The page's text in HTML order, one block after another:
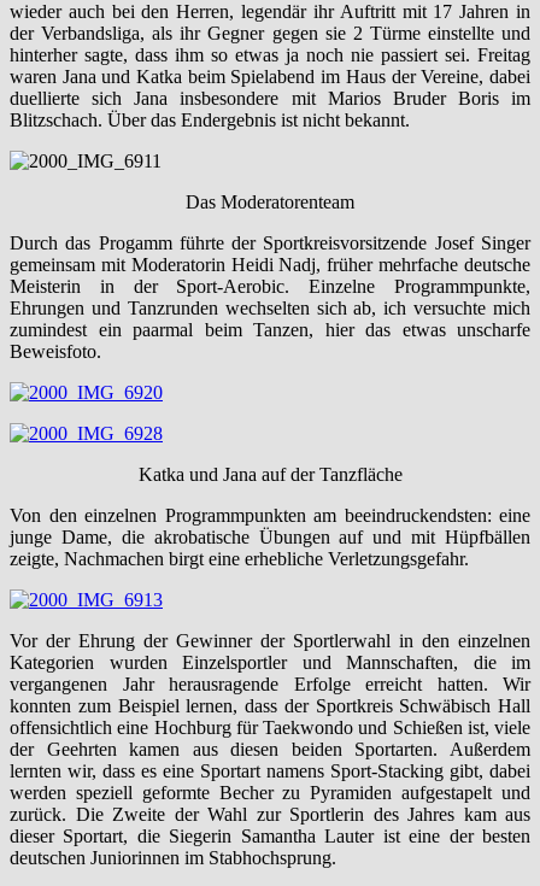
wieder auch bei den Herren, legendär ihr Auftritt mit 17 Jahren in
der Verbandsliga, als ihr Gegner gegen sie 2 Türme einstellte und
hinterher sagte, dass ihm so etwas ja noch nie passiert sei. Freitag
waren Jana und Katka beim Spielabend im Haus der Vereine, dabei
duellierte sich Jana insbesondere mit Marios Bruder Boris im
Blitzschach. Über das Endergebnis ist nicht bekannt.
Das Moderatorenteam
Durch das Progamm führte der Sportkreisvorsitzende Josef Singer
gemeinsam mit Moderatorin Heidi Nadj, früher mehrfache deutsche
Meisterin in der Sport-Aerobic. Einzelne Programmpunkte,
Ehrungen und Tanzrunden wechselten sich ab, ich versuchte mich
zumindest ein paarmal beim Tanzen, hier das etwas unscharfe
Beweisfoto.
Katka und Jana auf der Tanzfläche
Von den einzelnen Programmpunkten am beeindruckendsten: eine
junge Dame, die akrobatische Übungen auf und mit Hüpfbällen
zeigte, Nachmachen birgt eine erhebliche Verletzungsgefahr.
Vor der Ehrung der Gewinner der Sportlerwahl in den einzelnen
Kategorien wurden Einzelsportler und Mannschaften, die im
vergangenen Jahr herausragende Erfolge erreicht hatten. Wir
konnten zum Beispiel lernen, dass der Sportkreis Schwäbisch Hall
offensichtlich eine Hochburg für Taekwondo und Schießen ist, viele
der Geehrten kamen aus diesen beiden Sportarten. Außerdem
lernten wir, dass es eine Sportart namens Sport-Stacking gibt, dabei
werden speziell geformte Becher zu Pyramiden aufgestapelt und
zurück. Die Zweite der Wahl zur Sportlerin des Jahres kam aus
dieser Sportart, die Siegerin Samantha Lauter ist eine der besten
deutschen Juniorinnen im Stabhochsprung.